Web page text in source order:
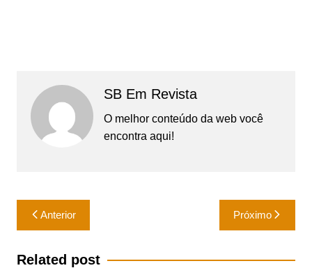
SB Em Revista
O melhor conteúdo da web você
encontra aqui!
Navegação
de
Post
Anterior Próximo
Related post